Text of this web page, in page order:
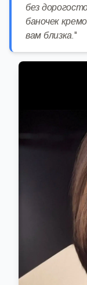
без
баночек
вам близка."